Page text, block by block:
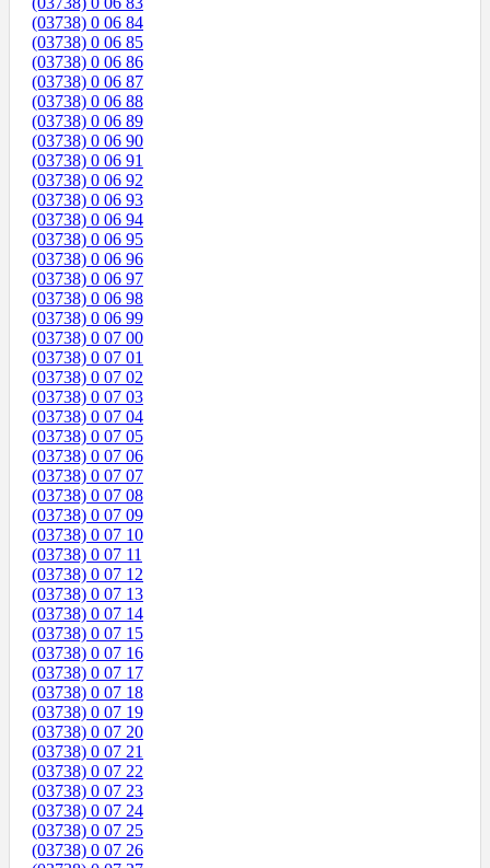
(03738) 0 06 84
(03738) 0 06 85
(03738) 0 06 86
(03738) 0 06 87
(03738) 0 06 88
(03738) 0 06 89
(03738) 0 06 90
(03738) 0 06 91
(03738) 0 06 92
(03738) 0 06 93
(03738) 0 06 94
(03738) 0 06 95
(03738) 0 06 96
(03738) 0 06 97
(03738) 0 06 98
(03738) 0 06 99
(03738) 0 07 00
(03738) 0 07 01
(03738) 0 07 02
(03738) 0 07 03
(03738) 0 07 04
(03738) 0 07 05
(03738) 0 07 06
(03738) 0 07 07
(03738) 0 07 08
(03738) 0 07 09
(03738) 0 07 10
(03738) 0 07 11
(03738) 0 07 12
(03738) 0 07 13
(03738) 0 07 14
(03738) 0 07 15
(03738) 0 07 16
(03738) 0 07 17
(03738) 0 07 18
(03738) 0 07 19
(03738) 0 07 20
(03738) 0 07 21
(03738) 0 07 22
(03738) 0 07 23
(03738) 0 07 24
(03738) 0 07 25
(03738) 0 07 26